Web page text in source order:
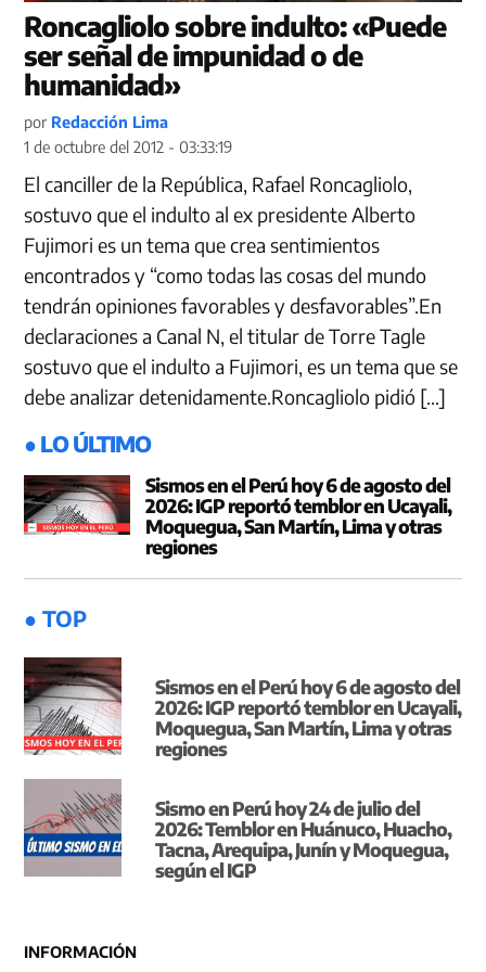
Roncagliolo sobre indulto: «Puede
ser señal de impunidad o de
humanidad»
por Redacción Lima
1 de octubre del 2012 - 03:33:19
El canciller de la República, Rafael Roncagliolo,
sostuvo que el indulto al ex presidente Alberto
Fujimori es un tema que crea sentimientos
encontrados y “como todas las cosas del mundo
tendrán opiniones favorables y desfavorables”.En
declaraciones a Canal N, el titular de Torre Tagle
sostuvo que el indulto a Fujimori, es un tema que se
debe analizar detenidamente.Roncagliolo pidió […]
● LO ÚLTIMO
Sismos en el Perú hoy 6 de agosto del
2026: IGP reportó temblor en Ucayali,
Moquegua, San Martín, Lima y otras
regiones
● TOP
Sismos en el Perú hoy 6 de agosto del
2026: IGP reportó temblor en Ucayali,
Moquegua, San Martín, Lima y otras
regiones
Sismo en Perú hoy 24 de julio del
2026: Temblor en Huánuco, Huacho,
Tacna, Arequipa, Junín y Moquegua,
según el IGP
INFORMACIÓN